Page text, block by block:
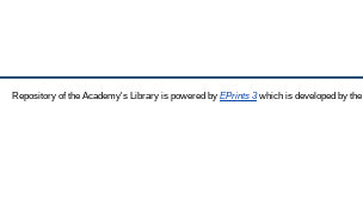
Repository of the Academy's Library is powered by EPrints 3which is developed by the